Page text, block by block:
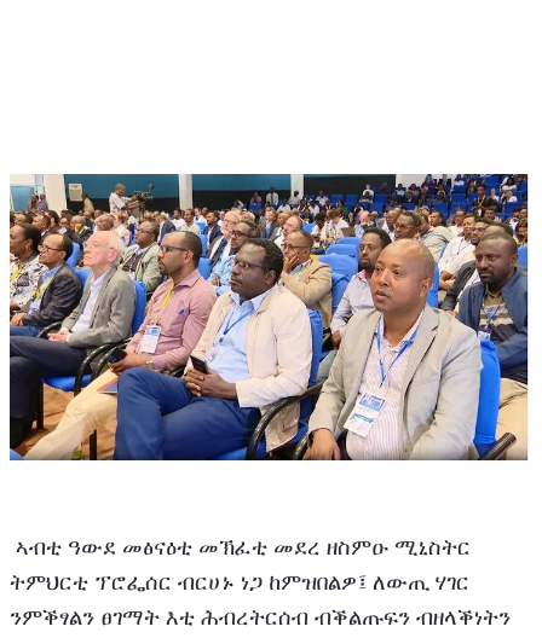
ትምህርቲ ፕሮፌሰር ብርሀኑ ነጋ ከምዝበልዎ፤ ለውጢ ሃገር
ንምቕፃልን ፀገማት እቲ ሕብረትርሰብ ብቕልጡፍን ብዘላቕነትን